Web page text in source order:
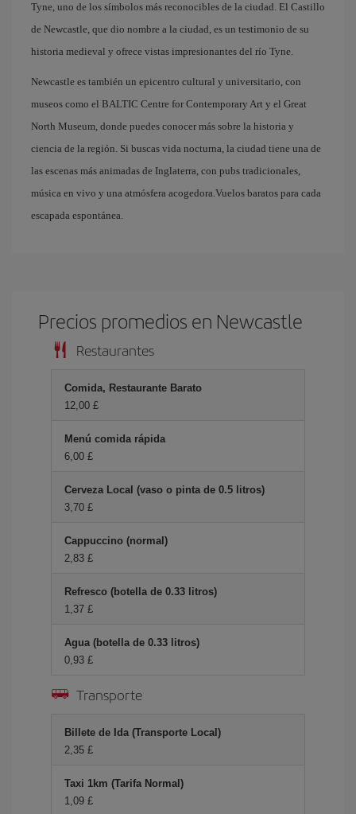
Tyne, uno de los símbolos más reconocibles de la ciudad. El Castillo
de Newcastle, que dio nombre a la ciudad, es un testimonio de su
historia medieval y ofrece vistas impresionantes del río Tyne.
Newcastle es también un epicentro cultural y universitario, con
museos como el BALTIC Centre for Contemporary Art y el Great
North Museum, donde puedes conocer más sobre la historia y
ciencia de la región. Si buscas vida nocturna, la ciudad tiene una de
las escenas más animadas de Inglaterra, con pubs tradicionales,
música en vivo y una atmósfera acogedora.Vuelos baratos para cada
escapada espontánea.
Precios promedios en Newcastle
Restaurantes
Comida, Restaurante Barato
12,00 £
Menú comida rápida
6,00 £
Cerveza Local (vaso o pinta de 0.5 litros)
3,70 £
Cappuccino (normal)
2,83 £
Refresco (botella de 0.33 litros)
1,37 £
Agua (botella de 0.33 litros)
0,93 £
Transporte
Billete de Ida (Transporte Local)
2,35 £
Taxi 1km (Tarifa Normal)
1,09 £